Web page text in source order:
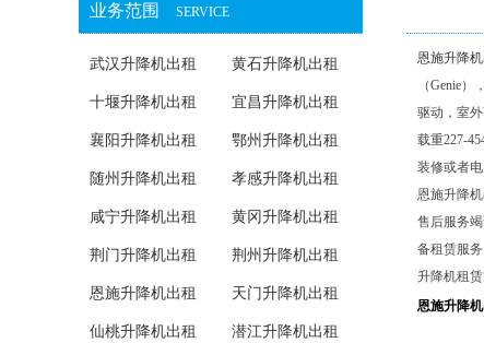
业务范围 SERVICE
武汉升降机出租 黄石升降机出租
十堰升降机出租 宜昌升降机出租
襄阳升降机出租 鄂州升降机出租
随州升降机出租 孝感升降机出租
咸宁升降机出租 黄冈升降机出租
荆门升降机出租 荆州升降机出租
恩施升降机出租 天门升降机出租
仙桃升降机出租 潜江升降机出租
恩施升降
（Genie
驱动，室
载重227-
装修或者
恩施升降
售后服务
备租赁服务
升降机租
恩施升降